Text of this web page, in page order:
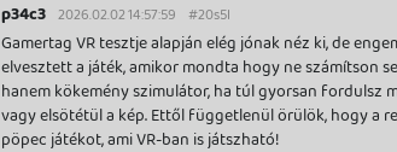
p34c3 2026.02.02 14:57:59 #20s5l
Gamertag VR tesztje alapján elég jónak néz ki, de
elvesztett a játék, amikor mondta hogy ne számítson
hanem kökemény szimulátor, ha túl gyorsan fordulsz
vagy elsötétül a kép. Ettől függetlenül örülök, hogy a
pöpec játékot, ami VR-ban is játszható!